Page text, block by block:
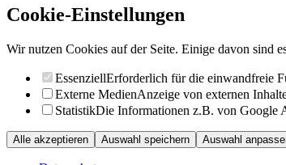
Cookie-Einstellungen
Wir nutzen Cookies auf der Seite. Einige davon sind
EssenziellErforderlich für die einwandfreie
Externe MedienAnzeige von externen
StatistikDie Informationen z.B. von Google
Alle akzeptieren Auswahl speichern Auswahl